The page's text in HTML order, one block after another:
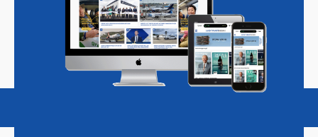
Magazine Podcasts Vacatures